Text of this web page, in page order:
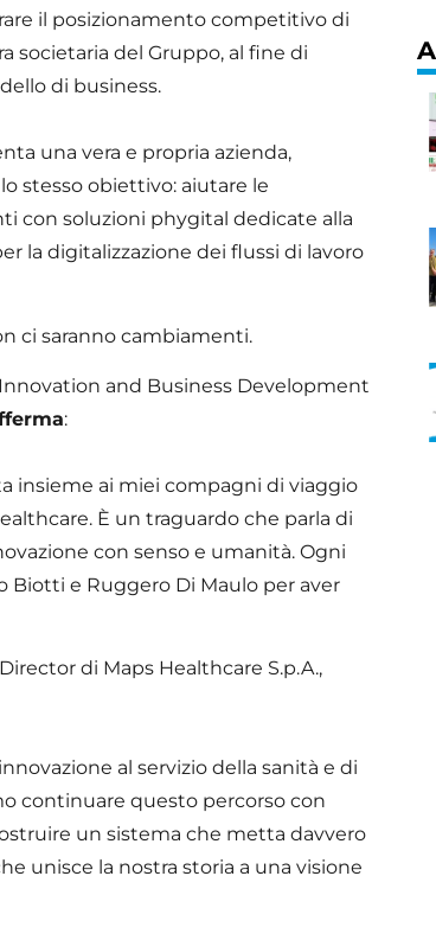
il posizionamento competitivo di
societaria del Gruppo, al fine di
di business.
una vera e propria azienda,
stesso obiettivo: aiutare le
con soluzioni phygital dedicate alla
la digitalizzazione dei flussi di lavoro
ci saranno cambiamenti.
and Business Development
:
insieme ai miei compagni di viaggio
È un traguardo che parla di
con senso e umanità. Ogni
Biotti e Ruggero Di Maulo per aver
di Maps Healthcare S.p.A.,
al servizio della sanità e di
continuare questo percorso con
un sistema che metta davvero
unisce la nostra storia a una visione